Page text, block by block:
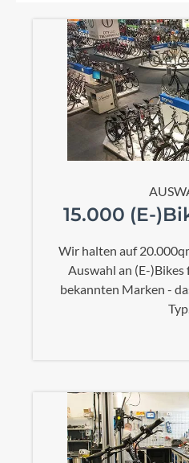
15.000 (E-
Wir halten auf
Auswahl an (E-
bekannten Marken -
Typ.